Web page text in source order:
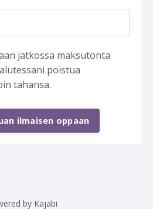
jatkossa maksutonta
poistua
tahansa.
ilmaisen oppaan
by Kajabi